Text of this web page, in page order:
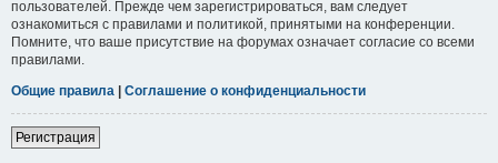
пользователей. Прежде чем зарегистрироваться, вам следует
ознакомиться с правилами и политикой, принятыми на конференции.
Помните, что ваше присутствие на форумах означает согласие со всеми
правилами.
Общие правила | Соглашение о конфиденциальности
Регистрация